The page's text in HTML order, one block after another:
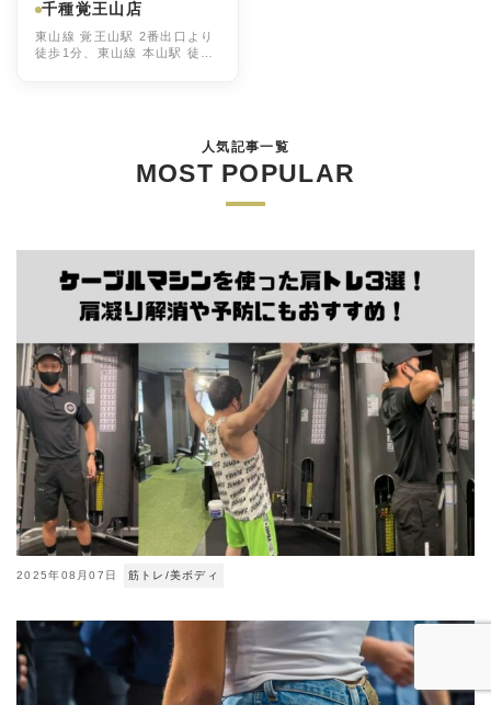
千種覚王山店
東山線 覚王山駅 2番出口より
徒歩1分、東山線 本山駅 徒歩
人気記事一覧
MOST POPULAR
2025年08月07日 筋トレ/美ボディ